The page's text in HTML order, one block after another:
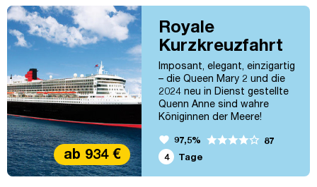
Porto – Pinhão – Barca d‘Alva
– Vega de Terrón – Pinhão –
Leverinho – Porto
Royale
Kurzkreuzfahrt
an Bord der
Königinnen
Imposant, elegant, einzigartig
– die Queen Mary 2 und die
2024 neu in Dienst gestellte
Quenn Anne sind wahre
Königinnen der Meere!
genießen das Flair des
goldenen Zeitalters! London –
Winchester – Southampton –
Hamburg
ab 934 €
favorite 97,5%
87
4
Tage